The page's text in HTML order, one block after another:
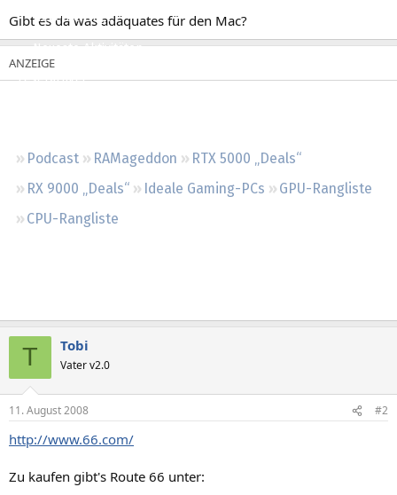
Neue Beiträge
Neueste Aktivitäten
Leserartikel
Podcast RAMageddon
RTX 5000 „Deals“
RX 9000 „Deals“
Ideale Gaming-PCs
GPU-Rangliste
CPU-Rangliste
Gibt es da was adäquates für den Mac?
T Tobi
Vater v2.0
11. August 2008 #2
http://www.66.com/
Zu kaufen gibt's Route 66 unter: